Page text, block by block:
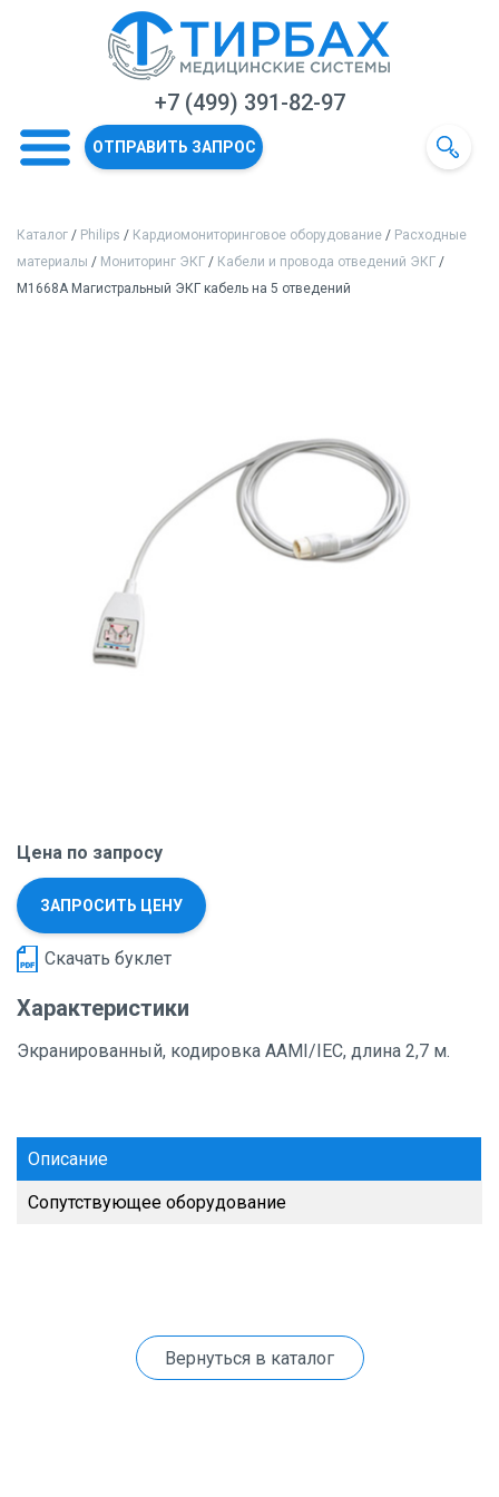
+7 (499) 391-82-97
ОТПРАВИТЬ ЗАПРОС
Каталог / Philips / Кардиомониторинговое оборудование / Расходные
материалы / Мониторинг ЭКГ / Кабели и провода отведений ЭКГ /
M1668A Магистральный ЭКГ кабель на 5 отведений
Цена по запросу
ЗАПРОСИТЬ ЦЕНУ
Скачать буклет
Характеристики
Экранированный, кодировка AAMI/IEC, длина 2,7 м.
Описание
Сопутствующее оборудование
Вернуться в каталог